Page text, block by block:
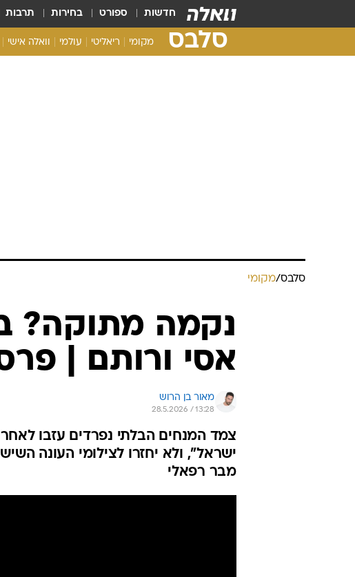
חדשות ספורט בחירות תרבות
סלבס מקומי ריאליטי עולמי וואלה אישי
סלבס/מקומי
נקמה מתוקה?
אסי ורותם |
מאור בן הרוש
28.5.2026 / 13:28
צמד המנחים הבלתי נפרדים עזבו
ישראל", ולא יחזרו לצילומי העונה
מבר רפאלי